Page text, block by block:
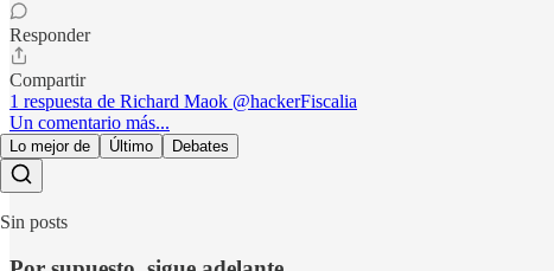
Responder
Compartir
1 respuesta de Richard Maok @hackerFiscalia
Un comentario más...
Lo mejor de Último Debates
Sin posts